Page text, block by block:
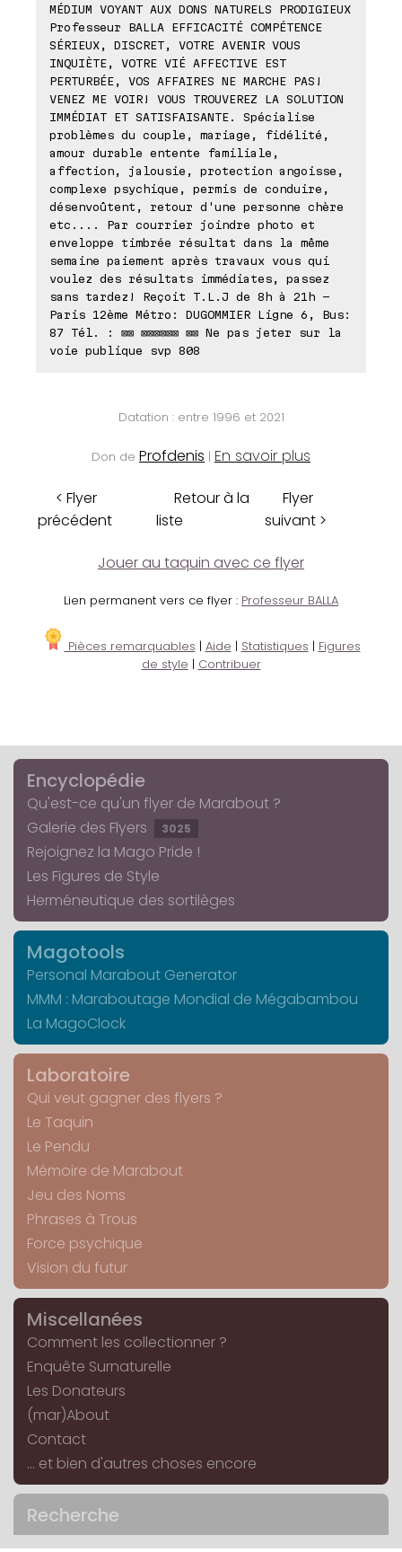
MÉDIUM VOYANT AUX DONS NATURELS PRODIGIEUX
Professeur BALLA EFFICACITÉ COMPÉTENCE
SÉRIEUX, DISCRET, VOTRE AVENIR VOUS
INQUIÈTE, VOTRE VIÉ AFFECTIVE EST
PERTURBÉE, VOS AFFAIRES NE MARCHE PAS!
VENEZ ME VOIR! VOUS TROUVEREZ LA SOLUTION
IMMÉDIAT ET SATISFAISANTE. Spécialise
problèmes du couple, mariage, fidélité,
amour durable entente familiale,
affection, jalousie, protection angoisse,
complexe psychique, permis de conduire,
désenvoûtent, retour d'une personne chère
etc.... Par courrier joindre photo et
enveloppe timbrée résultat dans la même
semaine paiement après travaux vous qui
voulez des résultats immédiates, passez
sans tardez! Reçoit T.L.J de 8h à 21h -
Paris 12ème Métro: DUGOMMIER Ligne 6, Bus:
87 Tél. : ⊠⊠ ⊠⊠⊠⊠⊠⊠ ⊠⊠ Ne pas jeter sur la
voie publique svp 808
Datation : entre 1996 et 2021
Don de Profdenis | En savoir plus
< Flyer
précédent
Retour à la
liste
Flyer
suivant >
Jouer au taquin avec ce flyer
Lien permanent vers ce flyer : Professeur BALLA
Pièces remarquables | Aide | Statistiques | Figures
de style | Contribuer
Encyclopédie
Qu'est-ce qu'un flyer de Marabout ?
Galerie des Flyers
3025
Rejoignez la Mago Pride !
Les Figures de Style
Herméneutique des sortilèges
Magotools
Personal Marabout Generator
MMM : Maraboutage Mondial de Mégabambou
La MagoClock
Laboratoire
Qui veut gagner des flyers ?
Le Taquin
Le Pendu
Mémoire de Marabout
Jeu des Noms
Phrases à Trous
Force psychique
Vision du futur
Miscellanées
Comment les collectionner ?
Enquête Surnaturelle
Les Donateurs
(mar)About
Contact
... et bien d'autres choses encore
Recherche